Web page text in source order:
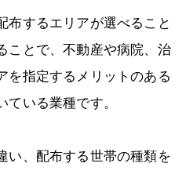
布するエリアが選べること
ことで、不動産や病院、治
を指定するメリットのある
いる業種です。
い、配布する世帯の種類を